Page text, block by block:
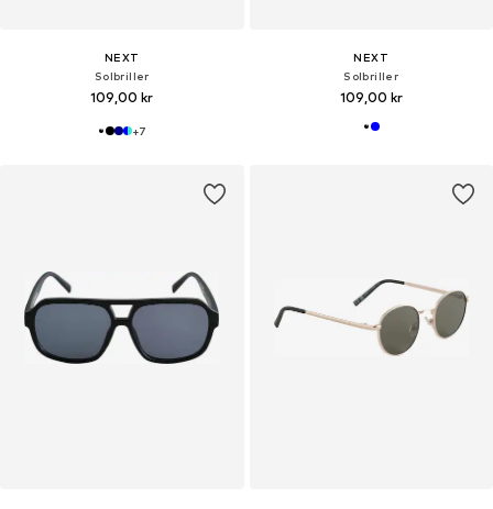
NEXT
Solbriller
109,00 kr
+7
NEXT
Solbriller
109,00 kr